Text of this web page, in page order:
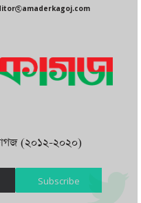
কাগজ (২০১২-২০২০)